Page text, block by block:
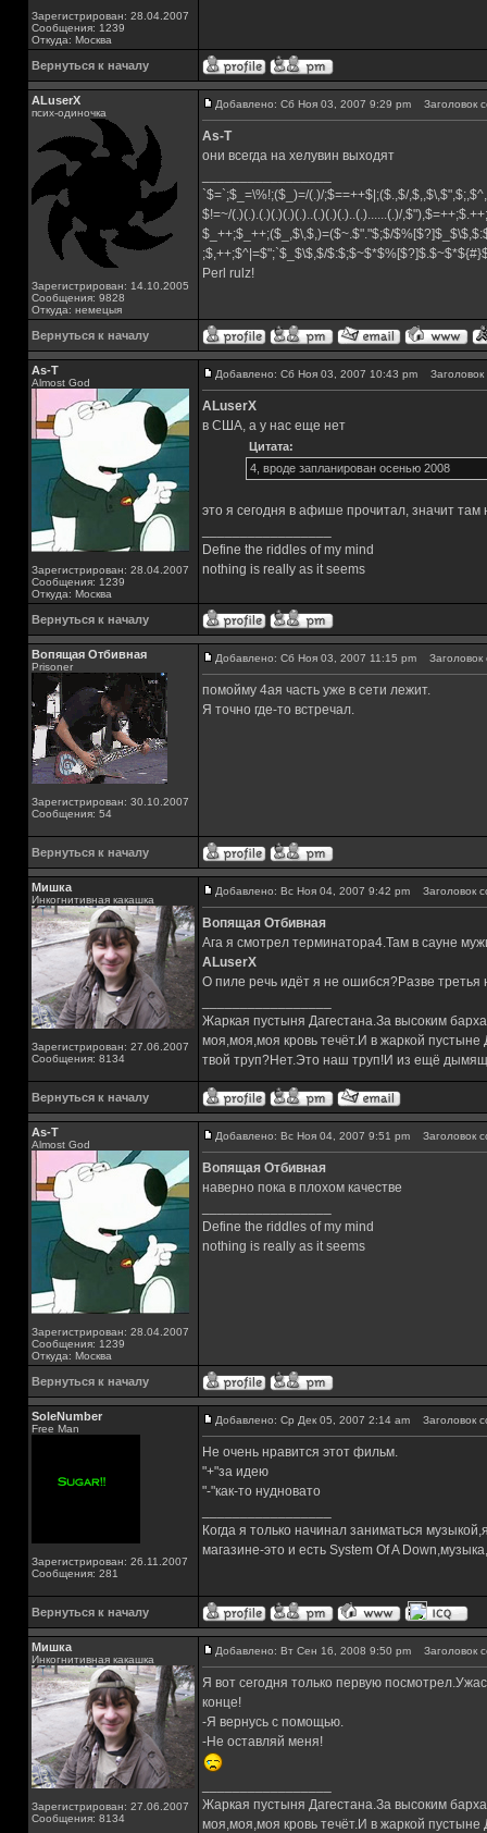
Зарегистрирован: 28.04.2007
Сообщения: 1239
Откуда: Москва
Вернуться к началу
ALuserX
псих-одиночка
Зарегистрирован: 14.10.2005
Сообщения: 9828
Откуда: немецыя
Добавлено: Сб Ноя 03, 2007 9:29 pm Заголовок
As-T
они всегда на хелувин выходят
`$=`;$_=\%!;($_)=/(.)/;$==++$|;($.,$/
$!=~/(.)(.).(.)(.)(.)(.)..(.)(.)(.)..(.)......(.)/
$_++;$_++;($_,$\,$,)=($~.$"."$;$/
;$,++;$^|=$";`$_$\$,$/
Perl rulz!
Вернуться к началу
As-T
Almost God
Зарегистрирован: 28.04.2007
Сообщения: 1239
Откуда: Москва
Добавлено: Сб Ноя 03, 2007 10:43 pm
ALuserX
в США, а у нас еще нет
Цитата:
4, вроде запланирован осенью 2008
это я сегодня в афише прочитал, значит
Define the riddles of my mind
nothing is really as it seems
Вернуться к началу
Вопящая Отбивная
Prisoner
Зарегистрирован: 30.10.2007
Сообщения: 54
Добавлено: Сб Ноя 03, 2007 11:15 pm Заголовок
помойму 4ая часть уже в сети лежит.
Я точно где-то встречал.
Вернуться к началу
Мишка
Инкогнитивная какашка
Зарегистрирован: 27.06.2007
Сообщения: 8134
Добавлено: Вс Ноя 04, 2007 9:42 pm Заголовок
Вопящая Отбивная
Ага я смотрел терминатора4.Там в сауне
ALuserX
О пиле речь идёт я не ошибся?Разве
Жаркая пустыня Дагестана.За высоким
моя,моя,моя кровь течёт.И в жаркой
твой труп?Нет.Это наш труп!И из ещё
Вернуться к началу
As-T
Almost God
Зарегистрирован: 28.04.2007
Сообщения: 1239
Откуда: Москва
Добавлено: Вс Ноя 04, 2007 9:51 pm Заголовок
Вопящая Отбивная
наверно пока в плохом качестве
Define the riddles of my mind
nothing is really as it seems
Вернуться к началу
SoleNumber
Free Man
Зарегистрирован: 26.11.2007
Сообщения: 281
Добавлено: Ср Дек 05, 2007 2:14 am Заголовок
Не очень нравится этот фильм.
"+"за идею
"-"как-то нудновато
Когда я только начинал заниматься
магазине-это и есть System Of A
Вернуться к началу
Мишка
Инкогнитивная какашка
Зарегистрирован: 27.06.2007
Сообщения: 8134
Добавлено: Вт Сен 16, 2008 9:50 pm Заголовок
Я вот сегодня только первую
конце!
-Я вернусь с помощью.
-Не оставляй меня!
Жаркая пустыня Дагестана.За высоким
моя,моя,моя кровь течёт.И в жаркой